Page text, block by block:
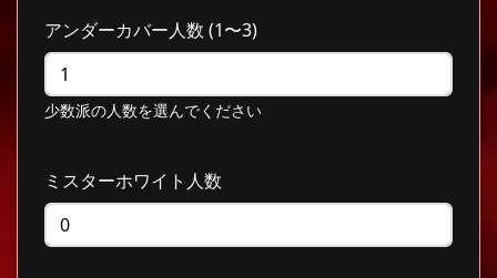
アンダーカバー人数 (1〜3)
少数派の人数を選んでください
ミスターホワイト人数